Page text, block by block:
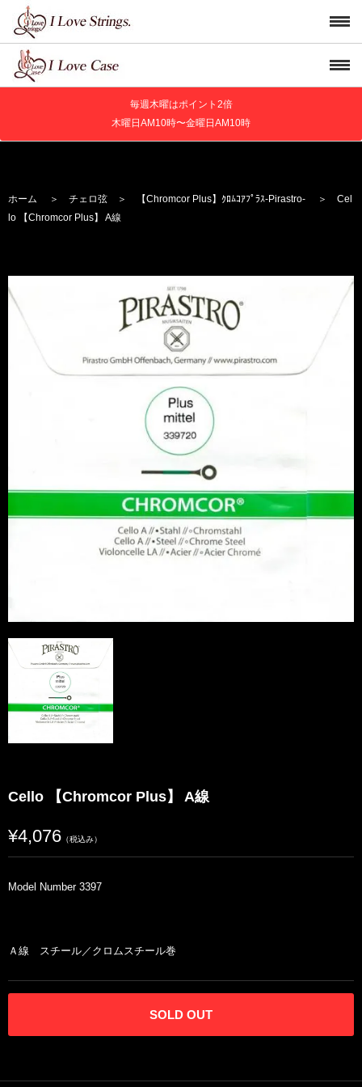
毎週木曜はポイント2倍
木曜日AM10時〜金曜日AM10時
ホーム ＞ チェロ弦 ＞ 【Chromcor Plus】 ｸﾛﾑｺｱﾌﾟﾗｽ-Pirastro- ＞ Cel
lo 【Chromcor Plus】 A線
Cello 【Chromcor Plus】 A線
¥4,076 （税込み）
Model Number 3397
Ａ線 スチール／クロムスチール巻
SOLD OUT